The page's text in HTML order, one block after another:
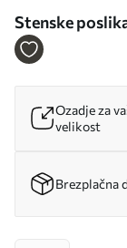
Stenske
Ozadje za
velikost
Brezplačna